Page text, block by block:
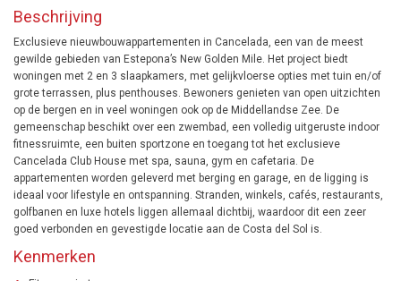
Beschrijving
Exclusieve nieuwbouwappartementen in Cancelada, een van de meest
gewilde gebieden van Estepona’s New Golden Mile. Het project biedt
woningen met 2 en 3 slaapkamers, met gelijkvloerse opties met tuin en/of
grote terrassen, plus penthouses. Bewoners genieten van open uitzichten
op de bergen en in veel woningen ook op de Middellandse Zee. De
gemeenschap beschikt over een zwembad, een volledig uitgeruste indoor
fitnessruimte, een buiten sportzone en toegang tot het exclusieve
Cancelada Club House met spa, sauna, gym en cafetaria. De
appartementen worden geleverd met berging en garage, en de ligging is
ideaal voor lifestyle en ontspanning. Stranden, winkels, cafés, restaurants,
golfbanen en luxe hotels liggen allemaal dichtbij, waardoor dit een zeer
goed verbonden en gevestigde locatie aan de Costa del Sol is.
Kenmerken